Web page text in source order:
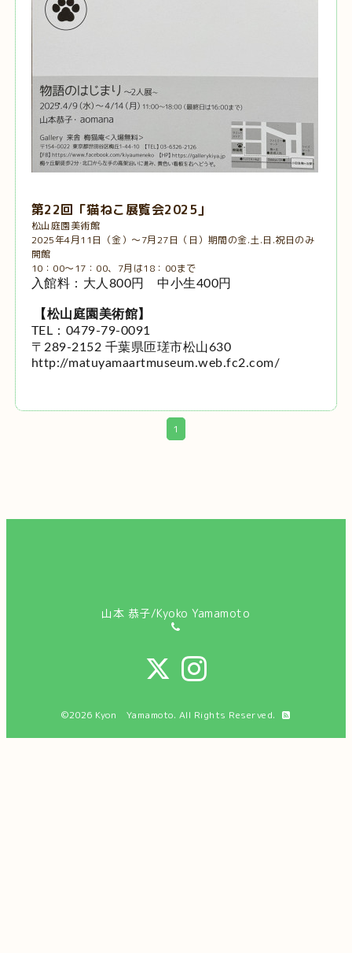
第22回「猫ねこ展覧会2025」
松山庭園美術館
2025年4月11日（金）～7月27日（日）期間の金.土.日.祝日のみ
開館
10：00～17：00、7月は18：00まで
入館料：大人800円 中小生400円
【松山庭園美術館】
TEL：0479-79-0091
〒289-2152 千葉県匝瑳市松山630
http://matuyamaartmuseum.web.fc2.com/
1
山本 恭子/Kyoko Yamamoto
©2026 Kyon Yamamoto. All Rights Reserved.